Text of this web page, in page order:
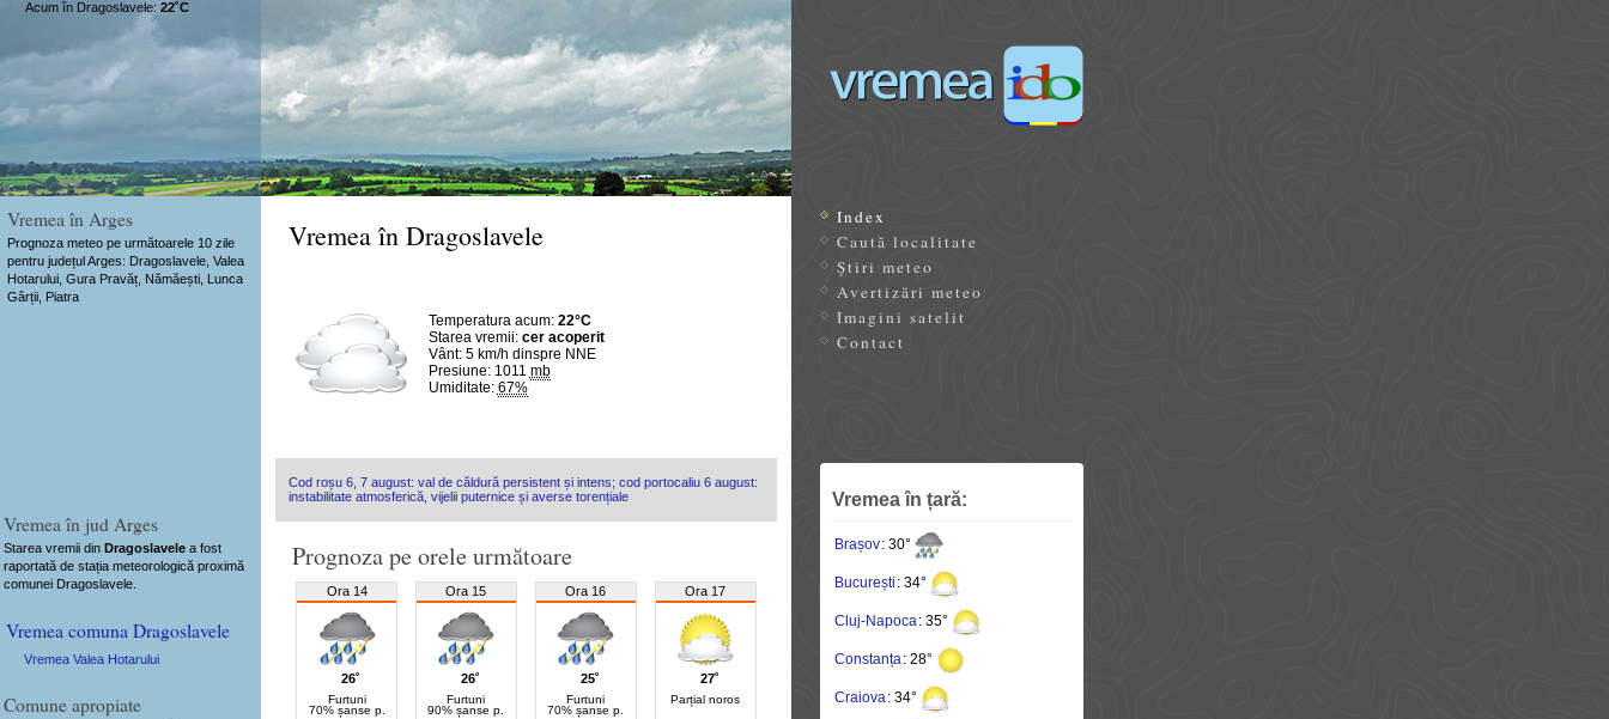
Vremea în Arges
Prognoza meteo pe următoarele 10 zile
pentru județul Arges: Dragoslavele, Valea
Hotarului, Gura Pravăț, Nămăești, Lunca
Gârții, Piatra
Vremea în Dragoslavele
Temperatura acum: 22°C
Starea vremii: cer acoperit
Vânt: 5 km/h dinspre NNE
Presiune: 1011 mb
Umiditate: 67%
Acum în Dragoslavele: 22˚C
Cod roșu 6, 7 august: val de căldură persistent și intens; cod portocaliu 6 august:
instabilitate atmosferică, vijelii puternice și averse torențiale
Prognoza pe orele următoare
Ora 14
26˚
Furtuni
70% șanse p.
Ora 15
26˚
Furtuni
90% șanse p.
Ora 16
25˚
Furtuni
70% șanse p.
Ora 17
27˚
Parțial noros
Index
Caută localitate
Știri meteo
Avertizări meteo
Imagini satelit
Contact
Vremea în țară:
Brașov: 30°
București : 34°
Cluj-Napoca: 35°
Constanța: 28°
Craiova: 34°
Vremea în jud Arges
Starea vremii dinDragoslavele a fost
raportată de stația meteorologică proximă
comunei Dragoslavele.
Vremea comuna Dragoslavele
Vremea Valea Hotarului
Comune apropiate